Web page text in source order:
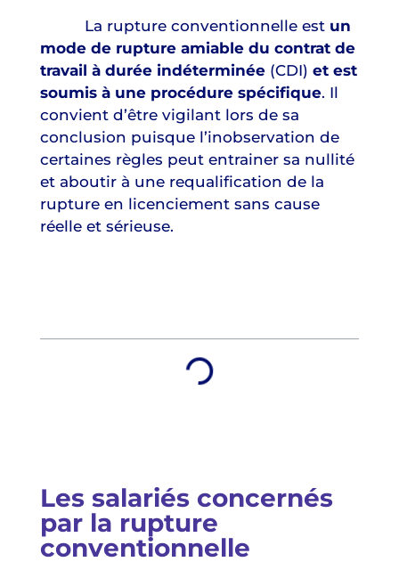
La rupture conventionnelle est un
mode de rupture amiable du contrat de
travail à durée indéterminée (CDI) et est
soumis à une procédure spécifique. Il
convient d’être vigilant lors de sa
conclusion puisque l’inobservation de
certaines règles peut entrainer sa nullité
et aboutir à une requalification de la
rupture en licenciement sans cause
réelle et sérieuse.
Les salariés concernés
par la rupture
conventionnelle